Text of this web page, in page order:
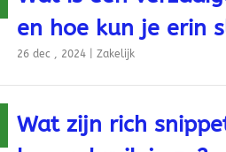
en hoe kun je erin
26 dec , 2024 |Zakelijk
Wat zijn rich